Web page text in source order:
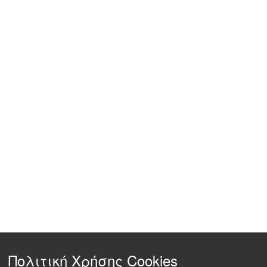
Πολιτική Χρήσης Cookies